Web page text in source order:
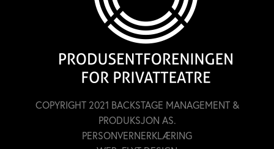
COPYRIGHT 2021 BACKSTAGE MANAGEMENT &
PRODUKSJON AS.
PERSONVERNERKLÆRING